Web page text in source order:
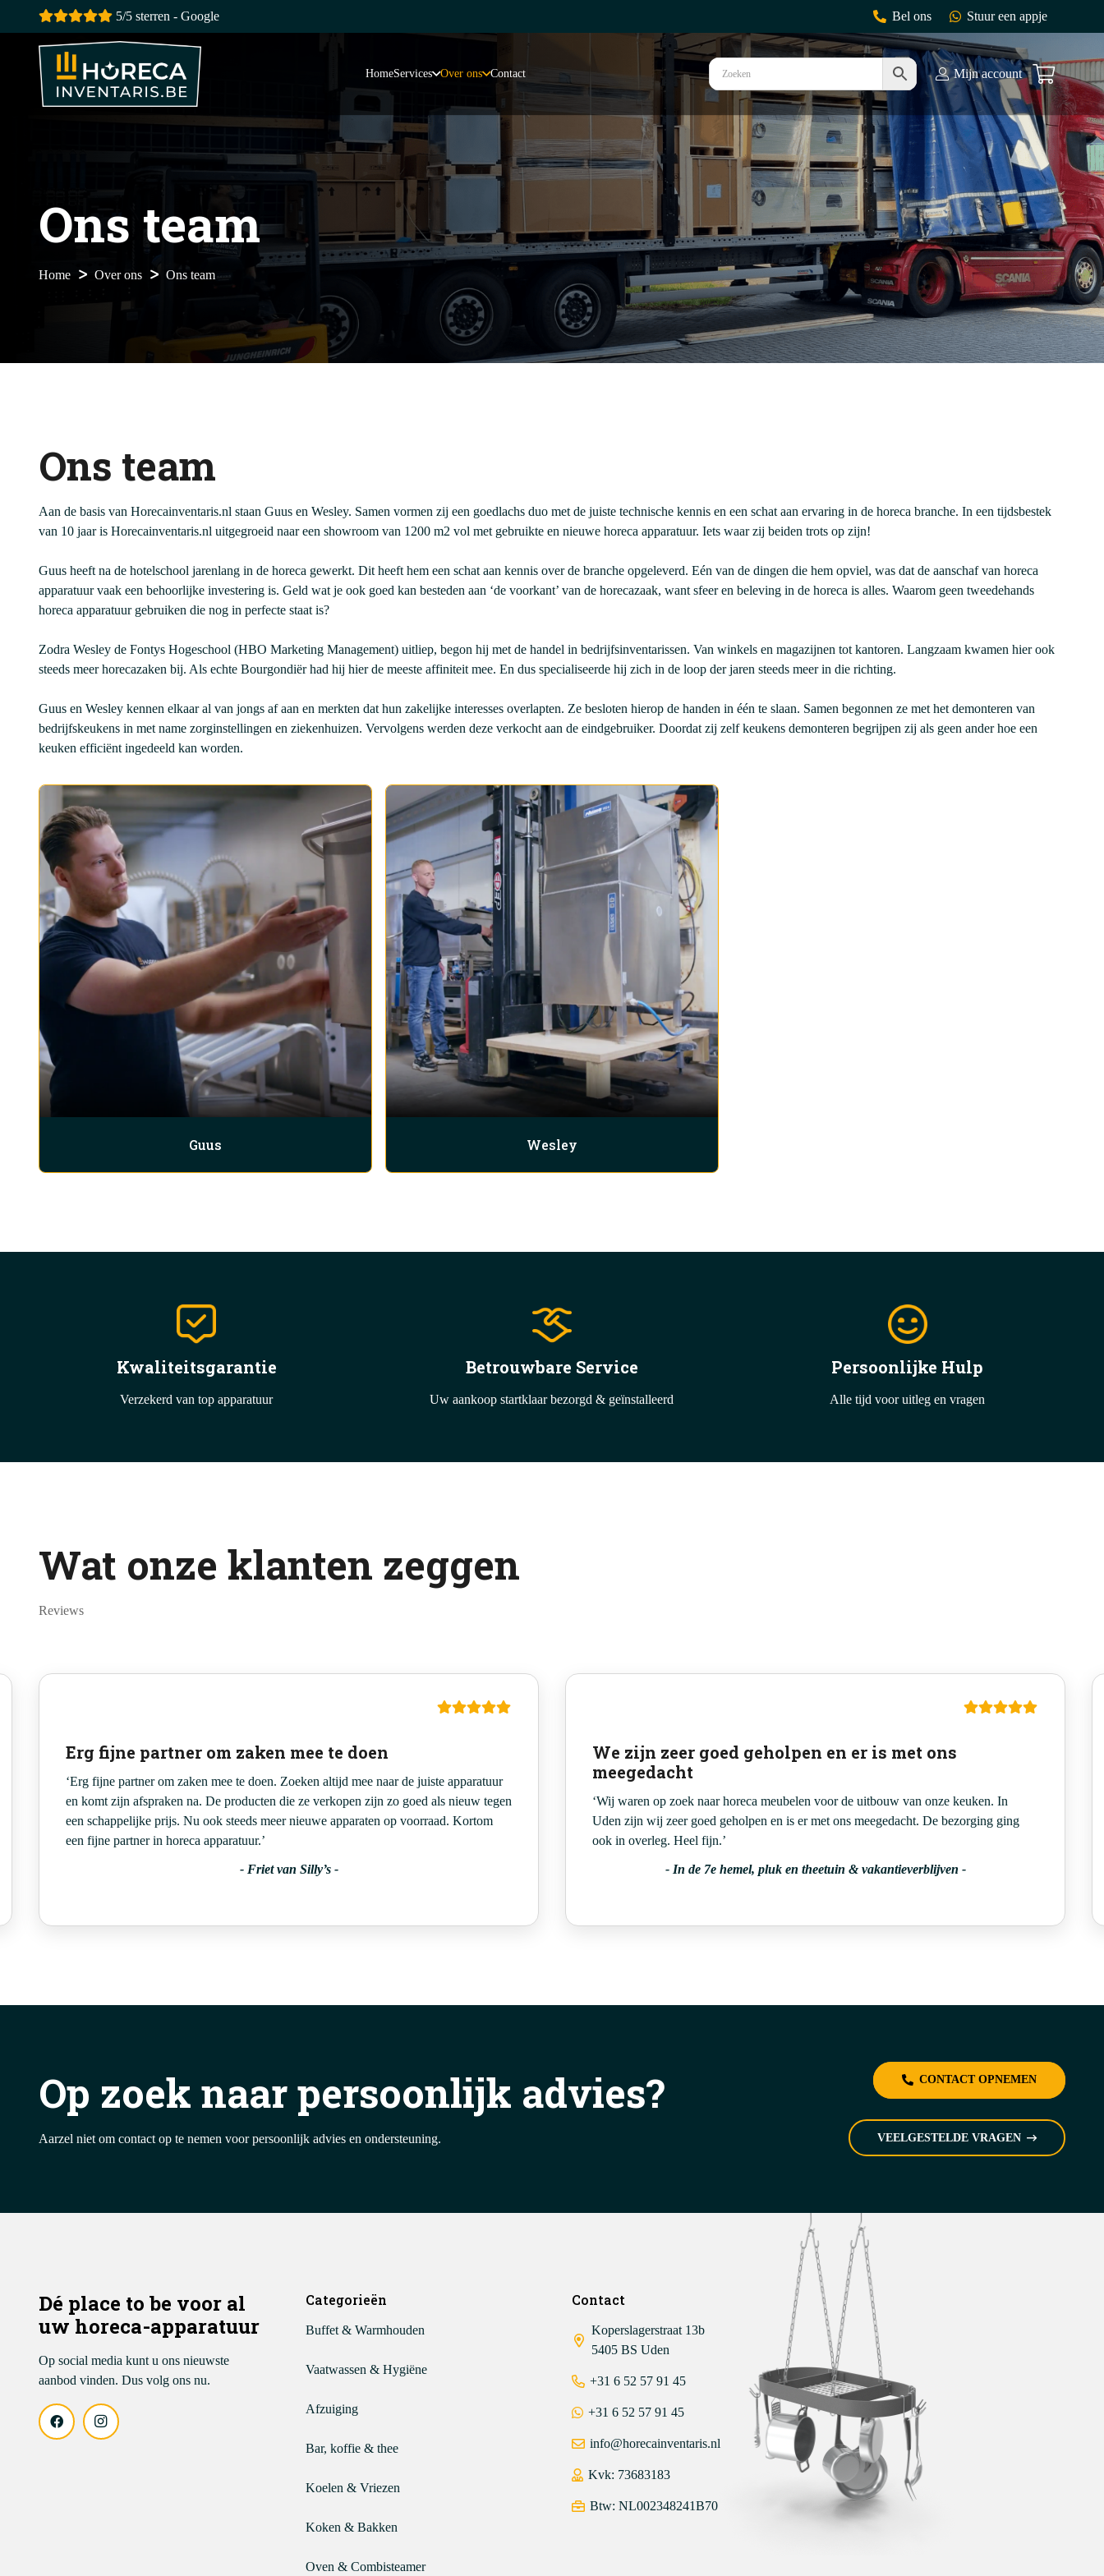
5/5 sterren - Google Bel ons Stuur een appje
HomeServices Over ons Contact Mijn account
Ons team
Home Over ons Ons team
Ons team
Aan de basis van Horecainventaris.nl staan Guus en Wesley. Samen vormen zij een goedlachs duo met de juiste technische kennis en een schat aan ervaring in de horeca branche. In een tijdsbestek
van 10 jaar is Horecainventaris.nl uitgegroeid naar een showroom van 1200 m2 vol met gebruikte en nieuwe horeca apparatuur. Iets waar zij beiden trots op zijn!
Guus heeft na de hotelschool jarenlang in de horeca gewerkt. Dit heeft hem een schat aan kennis over de branche opgeleverd. Eén van de dingen die hem opviel, was dat de aanschaf van horeca
apparatuur vaak een behoorlijke investering is. Geld wat je ook goed kan besteden aan ‘de voorkant’ van de horecazaak, want sfeer en beleving in de horeca is alles. Waarom geen tweedehands
horeca apparatuur gebruiken die nog in perfecte staat is?
Zodra Wesley de Fontys Hogeschool (HBO Marketing Management) uitliep, begon hij met de handel in bedrijfsinventarissen. Van winkels en magazijnen tot kantoren. Langzaam kwamen hier ook
steeds meer horecazaken bij. Als echte Bourgondiër had hij hier de meeste affiniteit mee. En dus specialiseerde hij zich in de loop der jaren steeds meer in die richting.
Guus en Wesley kennen elkaar al van jongs af aan en merkten dat hun zakelijke interesses overlapten. Ze besloten hierop de handen in één te slaan. Samen begonnen ze met het demonteren van
bedrijfskeukens in met name zorginstellingen en ziekenhuizen. Vervolgens werden deze verkocht aan de eindgebruiker. Doordat zij zelf keukens demonteren begrijpen zij als geen ander hoe een
keuken efficiënt ingedeeld kan worden.
Guus Wesley
Kwaliteitsgarantie
Verzekerd van top apparatuur
Betrouwbare Service
Uw aankoop startklaar bezorgd & geïnstalleerd
Persoonlijke Hulp
Alle tijd voor uitleg en vragen
Wat onze klanten zeggen
Reviews
Erg fijne partner om zaken mee te doen
‘Erg fijne partner om zaken mee te doen. Zoeken altijd mee naar de juiste apparatuur
en komt zijn afspraken na. De producten die ze verkopen zijn zo goed als nieuw tegen
een schappelijke prijs. Nu ook steeds meer nieuwe apparaten op voorraad. Kortom
een fijne partner in horeca apparatuur.’
- Friet van Silly’s-
We zijn zeer goed geholpen en er is met ons
meegedacht
‘Wij waren op zoek naar horeca meubelen voor de uitbouw van onze keuken. In
Uden zijn wij zeer goed geholpen en is er met ons meegedacht. De bezorging ging
ook in overleg. Heel fijn.’
- In de 7e hemel, pluk en theetuin & vakantieverblijven -
Op zoek naar persoonlijk advies?
Aarzel niet om contact op te nemen voor persoonlijk advies en ondersteuning.
CONTACT OPNEMEN
VEELGESTELDE VRAGEN
Dé place to be voor al
uw horeca-apparatuur
Op social media kunt u ons nieuwste
aanbod vinden. Dus volg ons nu.
Categorieën
Buffet & Warmhouden
Vaatwassen & Hygiëne
Afzuiging
Bar, koffie & thee
Koelen & Vriezen
Koken & Bakken
Oven & Combisteamer
Contact
Koperslagerstraat 13b
5405 BS Uden
+31 6 52 57 91 45
+31 6 52 57 91 45
info@horecainventaris.nl
Kvk: 73683183
Btw: NL002348241B70